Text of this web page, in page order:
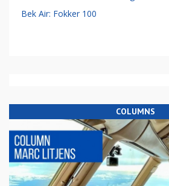
Bek Air: Fokker 100
COLUMNS